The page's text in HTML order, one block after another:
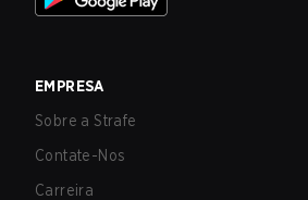
EMPRESA
Sobre a Strafe
Contate-Nos
Carreira